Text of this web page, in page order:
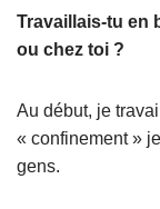
Travaillais-tu en
ou chez toi ?
Au début, je
« confinement »
gens.